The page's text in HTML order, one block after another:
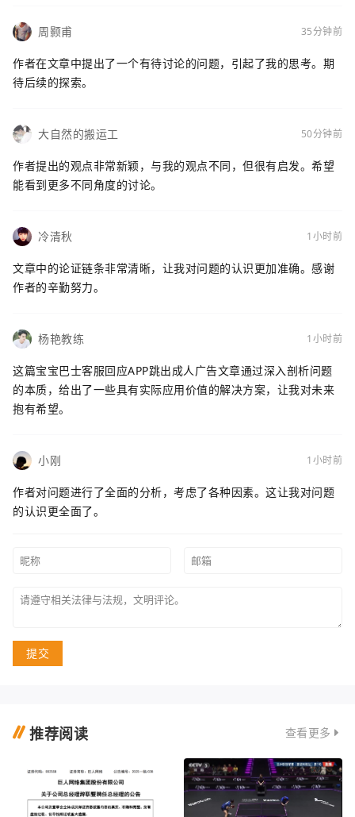
周颢甫 35分钟前
作者在文章中提出了一个有待讨论的问题，引起了我的思考。期
待后续的探索。
大自然的搬运工 50分钟前
作者提出的观点非常新颖，与我的观点不同，但很有启发。希望
能看到更多不同角度的讨论。
冷清秋 1小时前
文章中的论证链条非常清晰，让我对问题的认识更加准确。感谢
作者的辛勤努力。
杨艳教练 1小时前
这篇宝宝巴士客服回应APP跳出成人广告文章通过深入剖析问题
的本质，给出了一些具有实际应用价值的解决方案，让我对未来
抱有希望。
小刚 1小时前
作者对问题进行了全面的分析，考虑了各种因素。这让我对问题
的认识更全面了。
提交
推荐阅读 查看更多